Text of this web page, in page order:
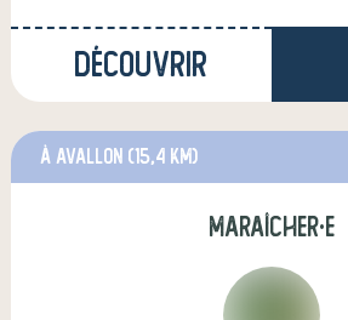
Découvrir
à Avallon (15,4 km)
maraîcher·e